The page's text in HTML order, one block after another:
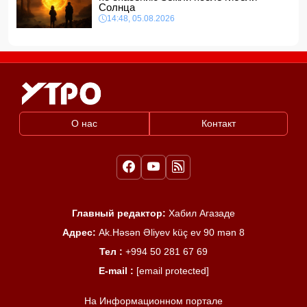
Солнца
14:48, 05.08.2026
О нас Контакт
Главный редактор: Хабил Агазаде
Адрес: Ak.Həsən Əliyev küç ev 90 mən 8
Тел : +994 50 281 67 69
E-mail : [email protected]
На Информационном портале